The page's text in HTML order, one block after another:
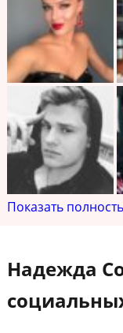
Показать
Надежда